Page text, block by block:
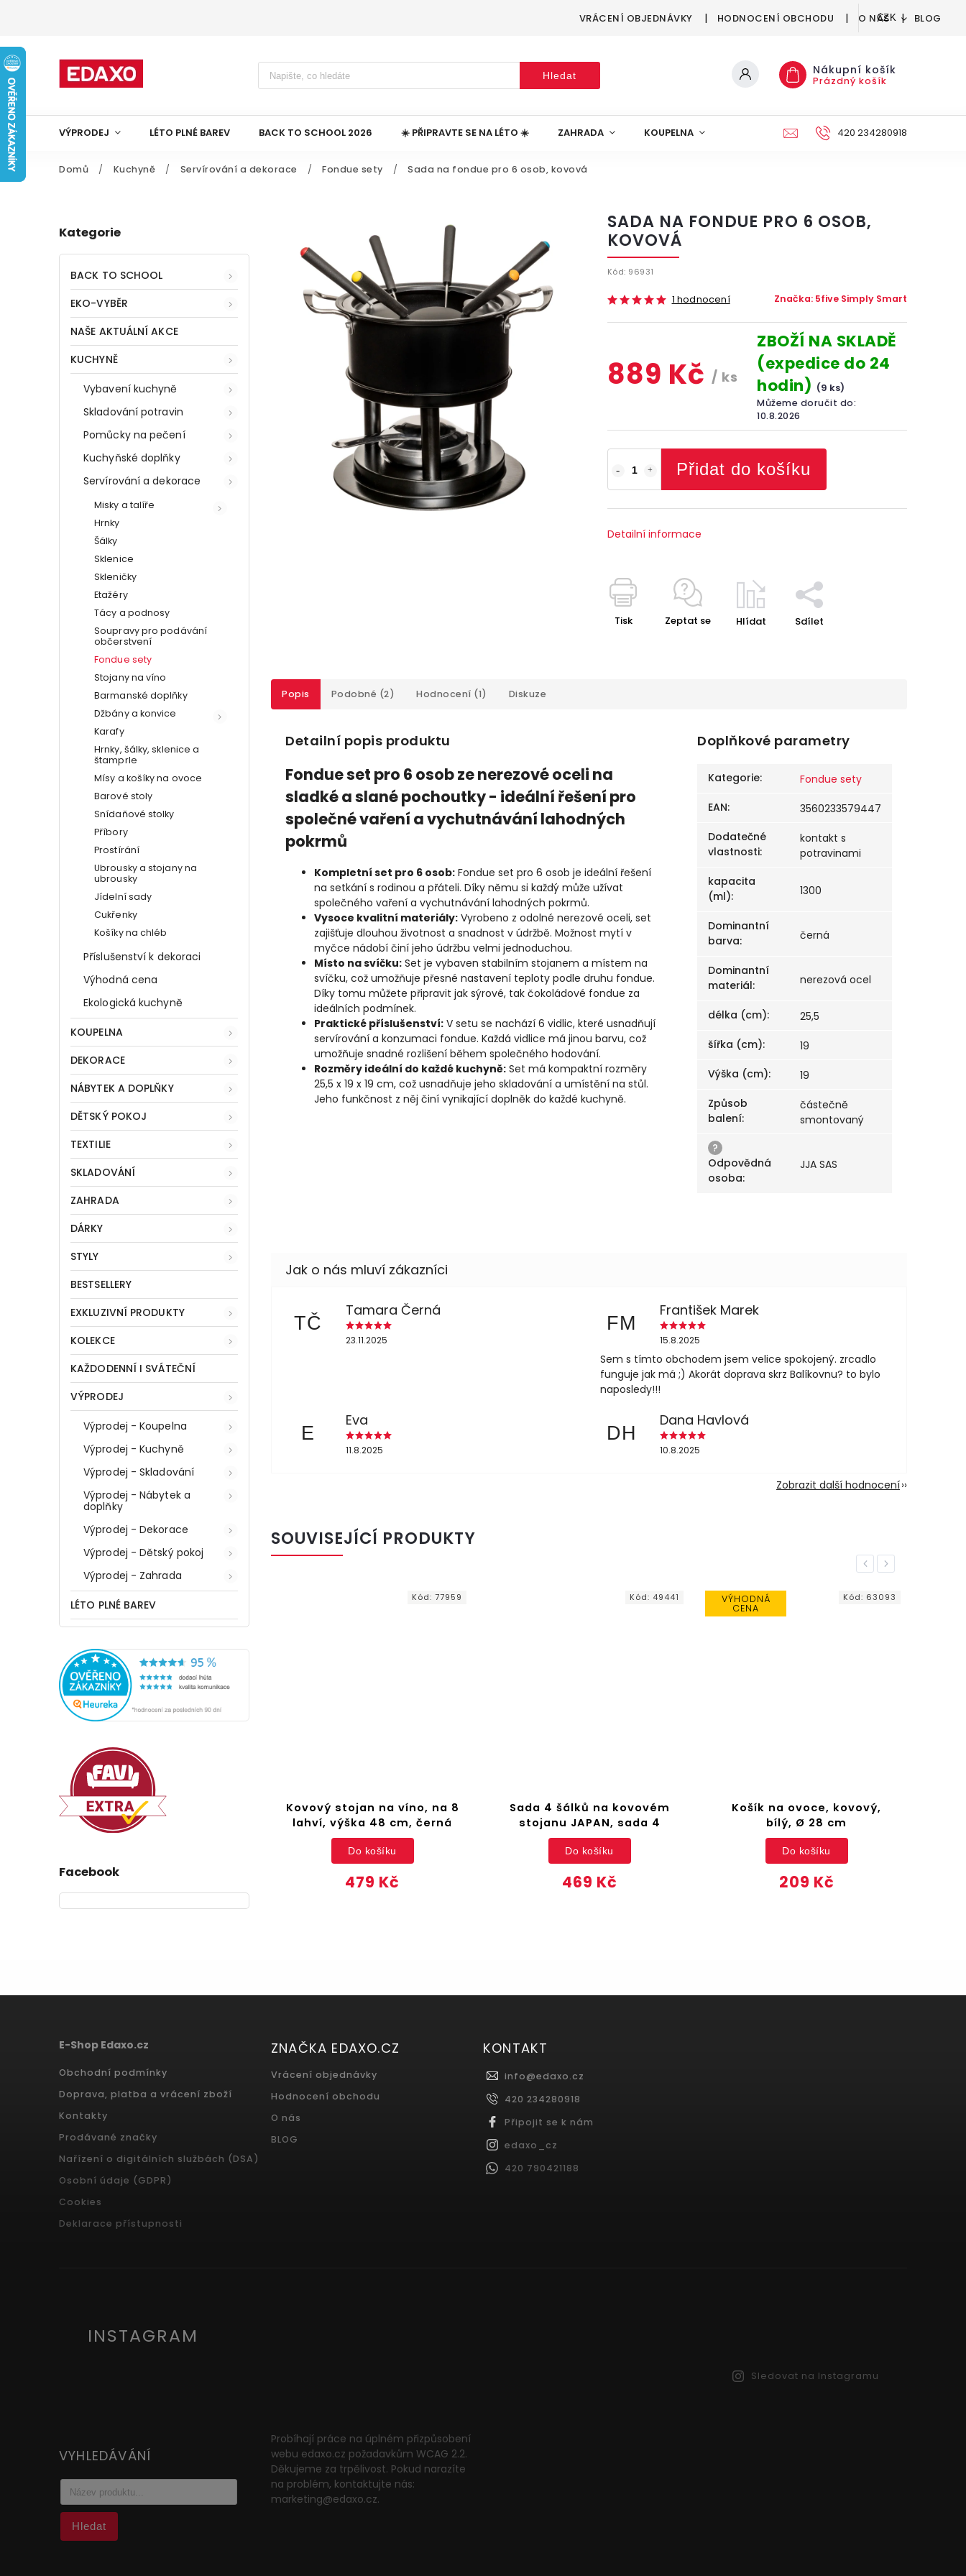
VRÁCENÍ OBJEDNÁVKY HODNOCENÍ OBCHODU O NÁS BLOG
CZK
Hledat Nákupní košík
Prázdný košík
VÝPRODEJ LÉTO PLNÉ BAREV BACK TO SCHOOL 2026 ☀️ PŘIPRAVTE SE NA LÉTO ☀️ ZAHRADA KOUPELNA DEKORACE
420 234280918
Domů / Kuchyně / Servírování a dekorace / Fondue sety / Sada na fondue pro 6 osob, kovová
Kategorie
BACK TO SCHOOL
EKO-VYBĚR
NAŠE AKTUÁLNÍ AKCE
KUCHYNĚ
Vybavení kuchyně
Skladování potravin
Pomůcky na pečení
Kuchyňské doplňky
Servírování a dekorace
Misky a talíře
Hrnky
Šálky
Sklenice
Skleničky
Etažéry
Tácy a podnosy
Soupravy pro podávání
občerstvení
Fondue sety
Stojany na víno
Barmanské doplňky
Džbány a konvice
Karafy
Hrnky, šálky, sklenice a
štamprle
Mísy a košíky na ovoce
Barové stoly
Snídaňové stolky
Příbory
Prostírání
Ubrousky a stojany na
ubrousky
Jídelní sady
Cukřenky
Košíky na chléb
Příslušenství k dekoraci
Výhodná cena
Ekologická kuchyně
KOUPELNA
DEKORACE
NÁBYTEK A DOPLŇKY
DĚTSKÝ POKOJ
TEXTILIE
SKLADOVÁNÍ
ZAHRADA
DÁRKY
STYLY
BESTSELLERY
EXKLUZIVNÍ PRODUKTY
KOLEKCE
KAŽDODENNÍ I SVÁTEČNÍ
VÝPRODEJ
Výprodej - Koupelna
Výprodej - Kuchyně
Výprodej - Skladování
Výprodej - Nábytek a
doplňky
Výprodej - Dekorace
Výprodej - Dětský pokoj
Výprodej - Zahrada
LÉTO PLNÉ BAREV
Facebook
SADA NA FONDUE PRO 6 OSOB,
KOVOVÁ
Kód: 96931
1 hodnocení Značka: 5five Simply Smart
889 Kč / ks
ZBOŽÍ NA SKLADĚ
(expedice do 24
hodin) (9 ks)
Můžeme doručit do:
10.8.2026
Přidat do košíku
Detailní informace
Tisk Zeptat se Hlídat Sdílet
Popis Podobné (2) Hodnocení (1) Diskuze
Detailní popis produktu
Fondue set pro 6 osob ze nerezové oceli na
sladké a slané pochoutky - ideální řešení pro
společné vaření a vychutnávání lahodných
pokrmů
Kompletní set pro 6 osob: Fondue set pro 6 osob je ideální řešení
na setkání s rodinou a přáteli. Díky němu si každý může užívat
společného vaření a vychutnávání lahodných pokrmů.
Vysoce kvalitní materiály: Vyrobeno z odolné nerezové oceli, set
zajišťuje dlouhou životnost a snadnost v údržbě. Možnost mytí v
myčce nádobí činí jeho údržbu velmi jednoduchou.
Místo na svíčku: Set je vybaven stabilním stojanem a místem na
svíčku, což umožňuje přesné nastavení teploty podle druhu fondue.
Díky tomu můžete připravit jak sýrové, tak čokoládové fondue za
ideálních podmínek.
Praktické příslušenství: V setu se nachází 6 vidlic, které usnadňují
servírování a konzumaci fondue. Každá vidlice má jinou barvu, což
umožňuje snadné rozlišení během společného hodování.
Rozměry ideální do každé kuchyně: Set má kompaktní rozměry
25,5 x 19 x 19 cm, což usnadňuje jeho skladování a umístění na stůl.
Jeho funkčnost z něj činí vynikající doplněk do každé kuchyně.
Doplňkové parametry
Kategorie:
Fondue sety
EAN:
3560233579447
Dodatečné
vlastnosti:
kontakt s
potravinami
kapacita
(ml): 1300
Dominantní
barva: černá
Dominantní
materiál: nerezová ocel
délka (cm):
25,5
šířka (cm):
19
Výška (cm):
19
Způsob
balení:
částečně
smontovaný
?
Odpovědná
osoba:
JJA SAS
TČ
Tamara Černá
23.11.2025
FM
František Marek
15.8.2025
Sem s tímto obchodem jsem velice spokojený. zrcadlo
funguje jak má ;) Akorát doprava skrz Balíkovnu? to bylo
naposledy!!!
E
Eva
11.8.2025
DH
Dana Havlová
10.8.2025
Zobrazit další hodnocení
SOUVISEJÍCÍ PRODUKTY
Previous
Kovový nástěnný stojan na
víno, 5 láhví
Kovový stojan na víno, na 8
lahví, výška 48 cm, černá
479 Kč
Do košíku
Kód: 77959
Sada 4 šálků na kovovém
stojanu JAPAN, sada 4
469 Kč
Do košíku
Kód: 49441 VÝHODNÁ
CENA
Košík na ovoce, kovový,
bílý, Ø 28 cm
209 Kč
Do košíku
Kód: 63093
Next
E-Shop Edaxo.cz
Obchodní podmínky
Doprava, platba a vrácení zboží
Kontakty
Prodávané značky
Nařízení o digitálních službách (DSA)
Osobní údaje (GDPR)
Cookies
Deklarace přístupnosti
ZNAČKA EDAXO.CZ
Vrácení objednávky
Hodnocení obchodu
O nás
BLOG
KONTAKT
info@edaxo.cz
420 234280918
Připojit se k nám
edaxo_cz
420 790421188
INSTAGRAM
Sledovat na Instagramu
VYHLEDÁVÁNÍ
Hledat
Probíhají práce na úplném přizpůsobení
webu edaxo.cz požadavkům WCAG 2.2.
Děkujeme za trpělivost. Pokud narazíte
na problém, kontaktujte nás:
marketing@edaxo.cz.